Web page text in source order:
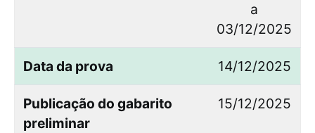
a
03/12/2025
Data da prova 14/12/2025
Publicação do gabarito
preliminar
15/12/2025